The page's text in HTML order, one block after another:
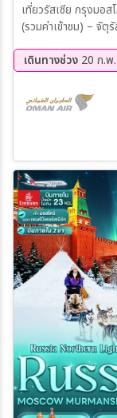
เที่ยวรัสเซีย กรุงมอสโคว์ – สถ
(รวมค่าเข้าชม) – จัตุ
ถนนคนเดินอารบัต
USD/ท่าน 10 ท่านขึ้นไปออกเดินทาง) ก
มอสโคว์-มูร์มันสค์ – หมู่บ้านซามิ OPTION
Sledding (ราคา
จุด The End of the World - ถ่ายภาพกับ สุส
TOUR:
Hunting ล่าแสงเหนื
ALYOSHA - โบสถ์โ
ภาพด้านนอก) - สนา
กอร์ส – อารามทรินิตี้
โว
เดินทางช่วง 20 ก.พ